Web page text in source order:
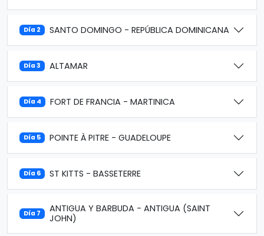
Día 2 SANTO DOMINGO - REPÚBLICA DOMINICANA
Día 3 ALTAMAR
Día 4 FORT DE FRANCIA - MARTINICA
Día 5 POINTE À PITRE - GUADELOUPE
Día 6 ST KITTS - BASSETERRE
Día 7
ANTIGUA Y BARBUDA - ANTIGUA (SAINT
JOHN)